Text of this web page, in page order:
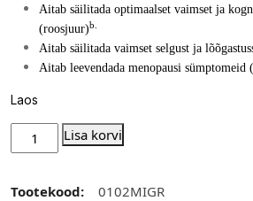
Aitab säilitada optimaalset vaimset ja
(roosjuur)b.
Aitab säilitada vaimset selgust ja
Aitab leevendada menopausi sümptomeid
Laos
Lisa korvi
Tootekood:
0102MIGR